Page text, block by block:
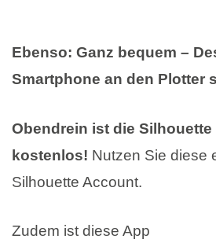
Ebenso: Ganz bequem –
Smartphone an den Plotter
Obendrein ist die Silhouette
kostenlos! Nutzen Sie diese
Silhouette Account.
Zudem ist diese App